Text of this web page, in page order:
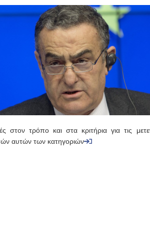
στον τρόπο και στα κριτήρια για τις
αυτών των κατηγοριών